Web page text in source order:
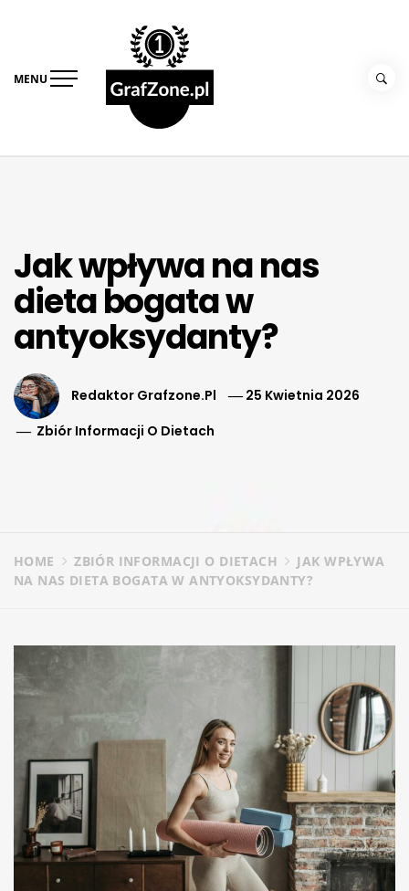
MENU
Jak wpływa na nas
dieta bogata w
antyoksydanty?
Redaktor Grafzone.pl
25 Kwietnia 2026
Zbiór Informacji O Dietach
HOME ZBIÓR INFORMACJI O DIETACH
JAK WPŁYWA
NA NAS DIETA BOGATA W ANTYOKSYDANTY?